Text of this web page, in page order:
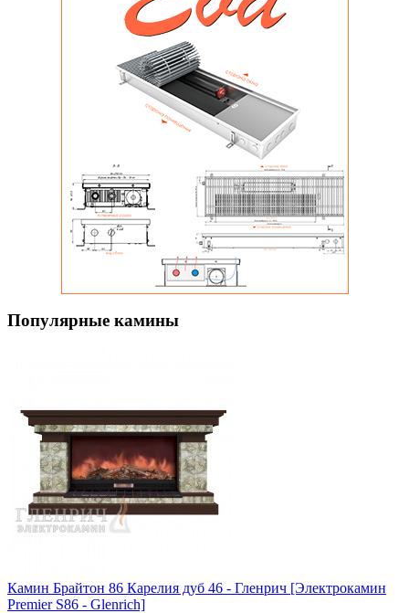
Популярные камины
Камин Брайтон 86 Карелия дуб 46 - Гленрич [Электрокамин
Premier S86 - Glenrich]